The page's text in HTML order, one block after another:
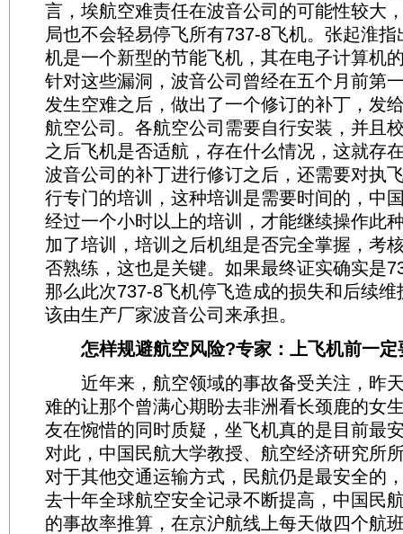
言，埃航空难责任在波音公司的可能性较大
局也不会轻易停飞所有737-8飞机。张起淮
机是一个新型的节能飞机，其在电子计算机
针对这些漏洞，波音公司曾经在五个月前第
发生空难之后，做出了一个修订的补丁，发
航空公司。各航空公司需要自行安装，并且
之后飞机是否适航，存在什么情况，这就存
波音公司的补丁进行修订之后，还需要对执
行专门的培训，这种培训是需要时间的，中
经过一个小时以上的培训，才能继续操作此
加了培训，培训之后机组是否完全掌握，考
否熟练，这也是关键。如果最终证实确实是
那么此次737-8飞机停飞造成的损失和后续
该由生产厂家波音公司来承担。
怎样规避航空风险?专家：上飞机前一定
近年来，航空领域的事故备受关注，昨
难的让那个曾满心期盼去非洲看长颈鹿的女
友在惋惜的同时质疑，坐飞机真的是目前最
对此，中国民航大学教授、航空经济研究所
对于其他交通运输方式，民航仍是最安全的
去十年全球航空安全记录不断提高，中国民
的事故率推算，在京沪航线上每天做四个航